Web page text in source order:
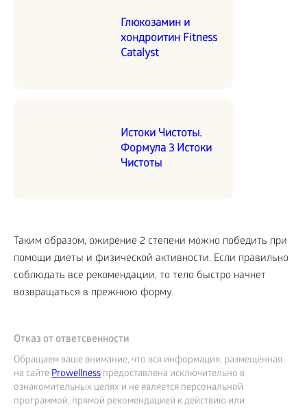
Глюкозамин и
хондроитин Fitness
Catalyst
Истоки Чистоты.
Формула 3 Истоки
Чистоты
Таким образом, ожирение 2 степени можно победить при
помощи диеты и физической активности. Если правильно
соблюдать все рекомендации, то тело быстро начнет
возвращаться в прежнюю форму.
Отказ от ответсвенности
Обращаем ваше внимание, что вся информация, размещённая
на сайтеProwellness предоставлена исключительно в
ознакомительных целях и не является персональной
программой, прямой рекомендацией к действию или